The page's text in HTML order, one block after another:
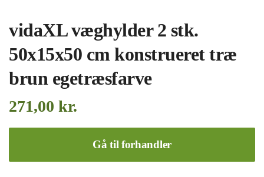
vidaXL væghylder 2 stk.
50x15x50 cm konstrueret træ
brun egetræsfarve
271,00 kr.
Gå til forhandler